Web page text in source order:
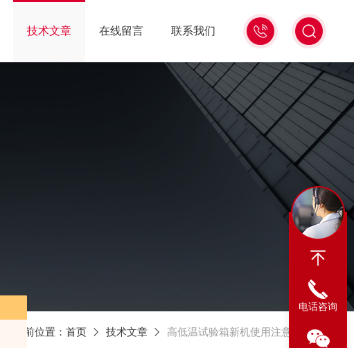
13439477936
技术文章 在线留言 联系我们
当前位置： 首页 技术文章 高低温试验箱新机使用注意事项
电话咨询